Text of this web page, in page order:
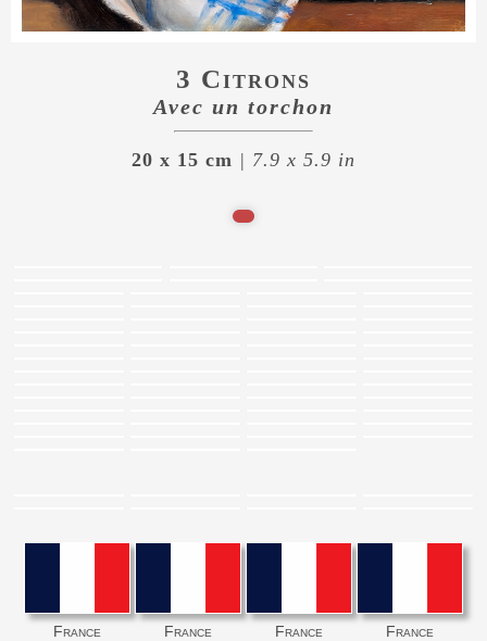
3 Citrons
Avec un torchon
20 x 15 cm | 7.9 x 5.9 in
France France France France